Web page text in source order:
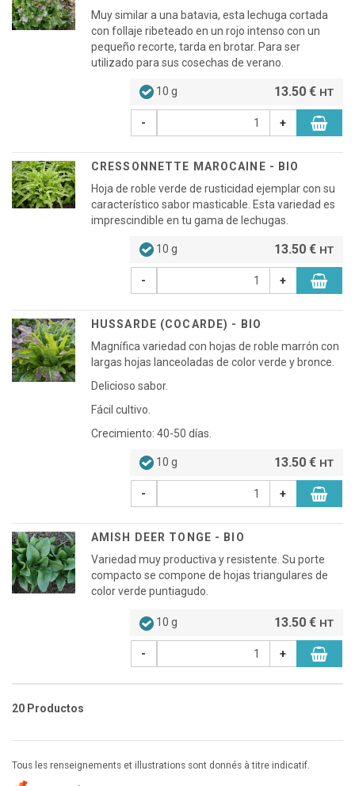
Muy similar a una batavia, esta lechuga cortada
con follaje ribeteado en un rojo intenso con un
pequeño recorte, tarda en brotar. Para ser
utilizado para sus cosechas de verano.
10 g 13.50 € HT
- +
CRESSONNETTE MAROCAINE - BIO
Hoja de roble verde de rusticidad ejemplar con su
característico sabor masticable. Esta variedad es
imprescindible en tu gama de lechugas.
10 g 13.50 € HT
- +
HUSSARDE (COCARDE) - BIO
Magnífica variedad con hojas de roble marrón con
largas hojas lanceoladas de color verde y bronce.
Delicioso sabor.
Fácil cultivo.
Crecimiento: 40-50 días.
10 g 13.50 € HT
- +
AMISH DEER TONGE - BIO
Variedad muy productiva y resistente. Su porte
compacto se compone de hojas triangulares de
color verde puntiagudo.
10 g 13.50 € HT
- +
20 Productos
Tous les renseignements et illustrations sont donnés à titre indicatif.